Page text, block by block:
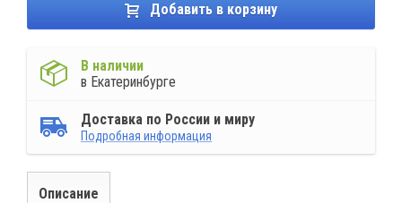
Добавить в корзину
В наличии
в Екатеринбурге
Доставка по России и миру
Подробная информация
Описание